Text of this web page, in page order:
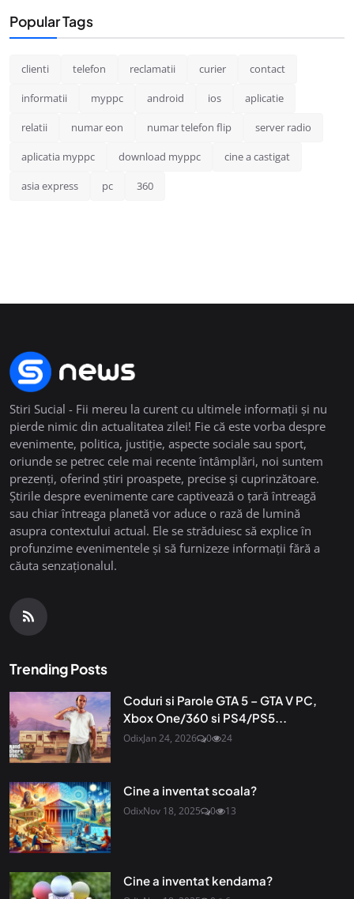
Popular Tags
clienti telefon reclamatii curier contact
informatii myppc android ios aplicatie
relatii numar eon numar telefon flip server radio
aplicatia myppc download myppc cine a castigat
asia express pc 360
Stiri Sucial - Fii mereu la curent cu ultimele informații și nu
pierde nimic din actualitatea zilei! Fie că este vorba despre
evenimente, politica, justiție, aspecte sociale sau sport,
oriunde se petrec cele mai recente întâmplări, noi suntem
prezenți, oferind știri proaspete, precise și cuprinzătoare.
Știrile despre evenimente care captivează o țară întreagă
sau chiar întreaga planetă vor aduce o rază de lumină
asupra contextului actual. Ele se străduiesc să explice în
profunzime evenimentele și să furnizeze informații fără a
căuta senzaționalul.
Trending Posts
Coduri si Parole GTA 5 – GTA V PC,
Xbox One/360 si PS4/PS5...
OdixJan 24, 2026 0 24
Cine a inventat scoala?
OdixNov 18, 2025 0 13
Cine a inventat kendama?